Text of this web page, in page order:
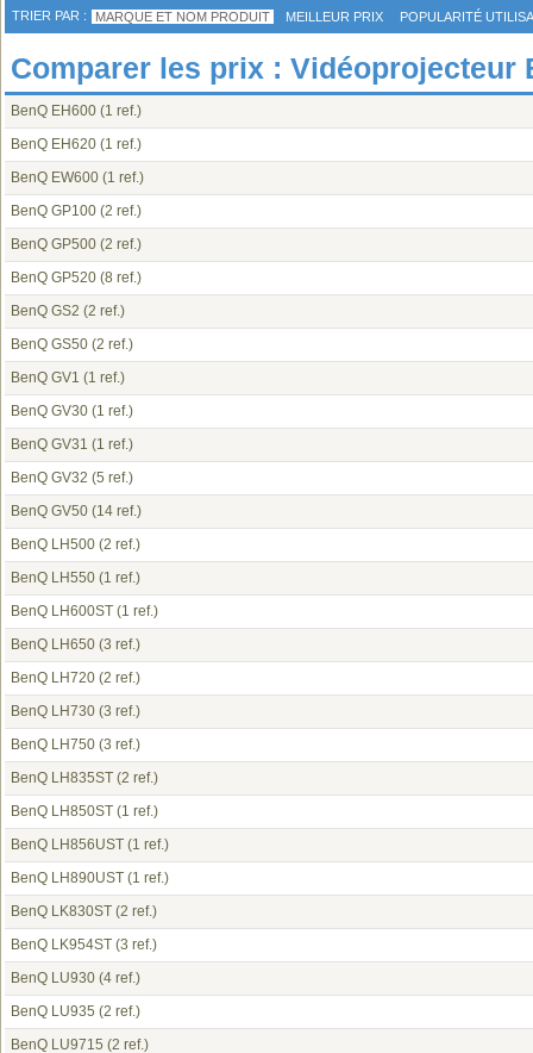
TRIER PAR : MARQUE ET NOM PRODUIT MEILLEUR PRIX POPULARITÉ
Comparer les prix : Vidéoprojecteur
BenQ EH600 (1 ref.)
BenQ EH620 (1 ref.)
BenQ EW600 (1 ref.)
BenQ GP100 (2 ref.)
BenQ GP500 (2 ref.)
BenQ GP520 (8 ref.)
BenQ GS2 (2 ref.)
BenQ GS50 (2 ref.)
BenQ GV1 (1 ref.)
BenQ GV30 (1 ref.)
BenQ GV31 (1 ref.)
BenQ GV32 (5 ref.)
BenQ GV50 (14 ref.)
BenQ LH500 (2 ref.)
BenQ LH550 (1 ref.)
BenQ LH600ST (1 ref.)
BenQ LH650 (3 ref.)
BenQ LH720 (2 ref.)
BenQ LH730 (3 ref.)
BenQ LH750 (3 ref.)
BenQ LH835ST (2 ref.)
BenQ LH850ST (1 ref.)
BenQ LH856UST (1 ref.)
BenQ LH890UST (1 ref.)
BenQ LK830ST (2 ref.)
BenQ LK954ST (3 ref.)
BenQ LU930 (4 ref.)
BenQ LU935 (2 ref.)
BenQ LU9715 (2 ref.)